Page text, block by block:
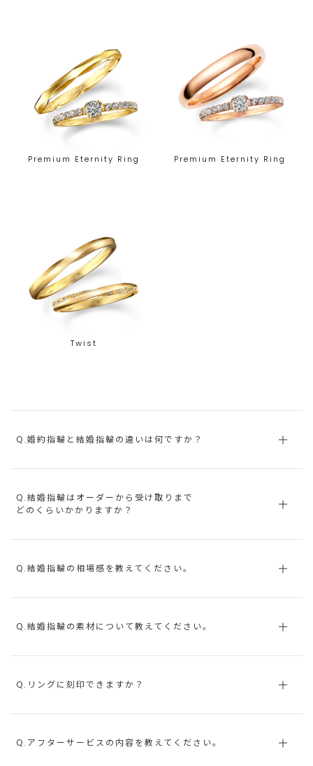
Premium Eternity Ring Premium Eternity Ring
Twist
Q.婚約指輪と結婚指輪の違いは何ですか？
Q.結婚指輪はオーダーから受け取りまで
どのくらいかかりますか？
Q.結婚指輪の相場感を教えてください。
Q.結婚指輪の素材について教えてください。
Q.リングに刻印できますか？
Q.アフターサービスの内容を教えてください。